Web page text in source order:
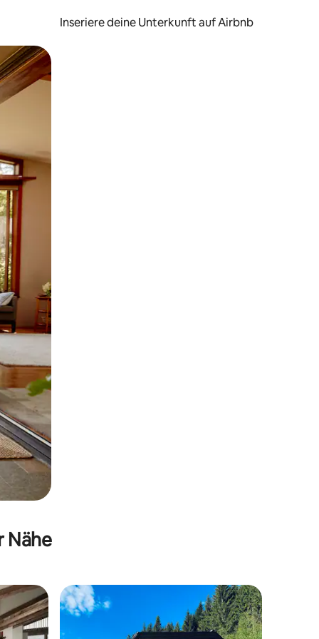
Inseriere deine Unterkunft auf Airbnb
oder Wischgesten.
Nähe